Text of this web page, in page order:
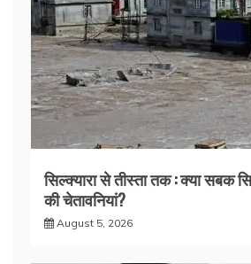
सिल्क्यारा से तीस्ता तक : क्या सबक
की चेतावनियां?
August 5, 2026